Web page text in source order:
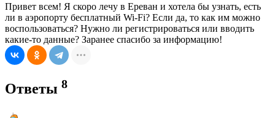
Привет всем! Я скоро лечу в Ереван и хотела бы узнать, есть
ли в аэропорту бесплатный Wi-Fi? Если да, то как им можно
воспользоваться? Нужно ли регистрироваться или вводить
какие-то данные? Заранее спасибо за информацию!
Ответы 8